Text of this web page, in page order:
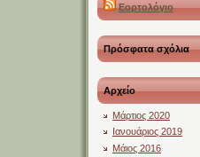
Εορτολόγιο
Πρόσφατα σχόλια
Αρχείο
Μάρτιος 2020
Ιανουάριος 2019
Μάιος 2016